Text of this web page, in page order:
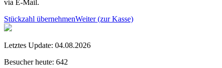
via E-Mail.
Stückzahl übernehmenWeiter (zur Kasse)
Letztes Update: 04.08.2026
Besucher heute: 642